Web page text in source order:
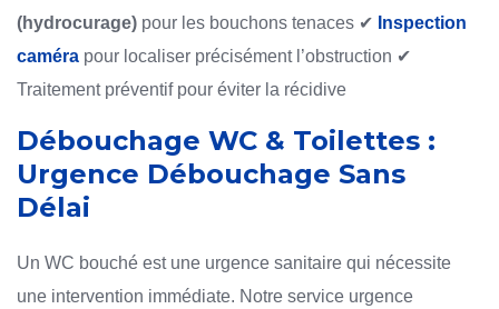
(hydrocurage) pour les bouchons tenaces ✔ Inspection
caméra pour localiser précisément l’obstruction ✔
Traitement préventif pour éviter la récidive
Débouchage WC & Toilettes :
Urgence Débouchage Sans
Délai
Un WC bouché est une urgence sanitaire qui nécessite
une intervention immédiate. Notre service urgence